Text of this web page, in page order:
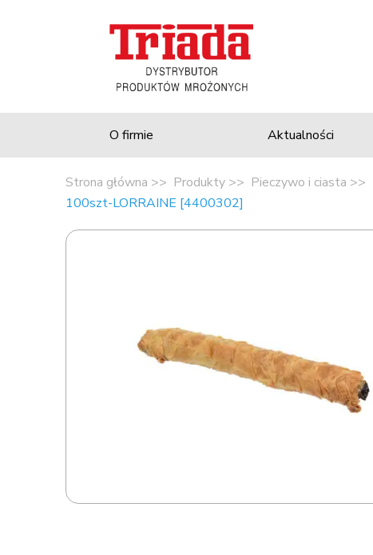
O firmie Aktualności
Strona główna Produkty Pieczywo i ciasta
100szt-LORRAINE [4400302]